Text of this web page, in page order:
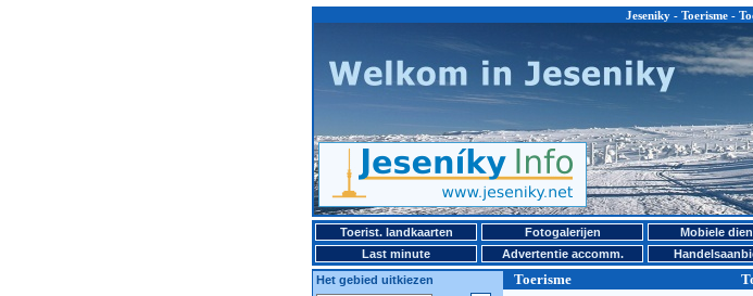
Jeseniky - Toerisme -
Toerist. landkaarten Fotogalerijen Mobiele
Last minute
Advertentie accomm.
Het gebied uitkiezen
Toerisme